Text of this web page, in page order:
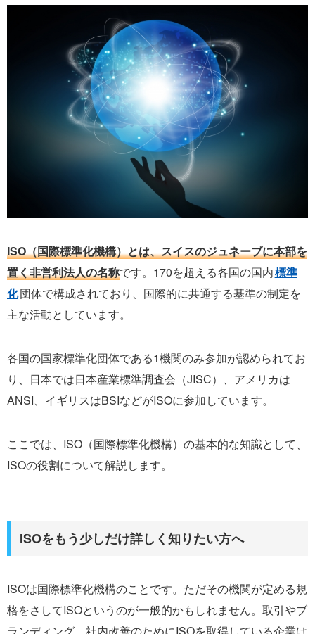
ISO（国際標準化機構）とは、スイスのジュネーブに本部を
置く非営利法人の名称です。170を超える各国の国内標準
化団体で構成されており、国際的に共通する基準の制定を
主な活動としています。
各国の国家標準化団体である1機関のみ参加が認められてお
り、日本では日本産業標準調査会（JISC）、アメリカは
ANSI、イギリスはBSIなどがISOに参加しています。
ここでは、ISO（国際標準化機構）の基本的な知識として、
ISOの役割について解説します。
ISOをもう少しだけ詳しく知りたい方へ
ISOは国際標準化機構のことです。ただその機関が定める規
格をさしてISOというのが一般的かもしれません。取引やブ